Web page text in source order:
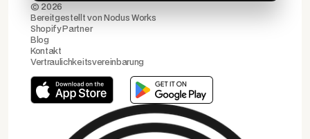
© 2026
Bereitgestellt von Nodus Works
Shopify Partner
Blog
Kontakt
Vertraulichkeitsvereinbarung